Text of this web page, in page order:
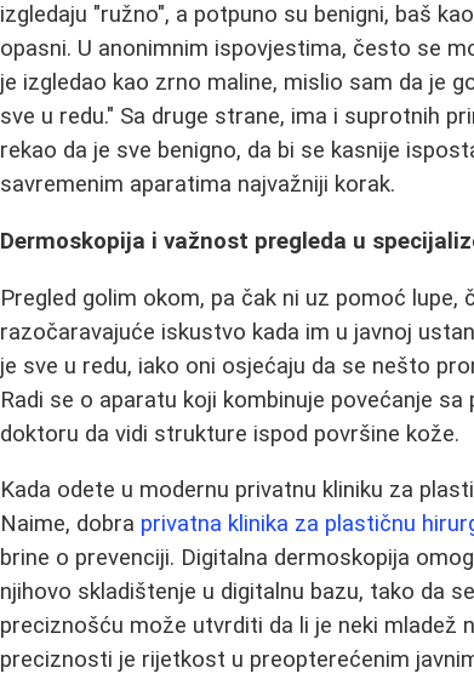
izgledaju "ružno", a potpuno su benigni, baš
opasni. U anonimnim ispovjestima, često se
je izgledao kao zrno maline, mislio sam da je
sve u redu." Sa druge strane, ima i suprotnih
rekao da je sve benigno, da bi se kasnije
savremenim aparatima najvažniji korak.
Dermoskopija i važnost pregleda u
Pregled golim okom, pa čak ni uz pomoć
razočaravajuće iskustvo kada im u javnoj
je sve u redu, iako oni osjećaju da se nešto
Radi se o aparatu koji kombinuje povećanje
doktoru da vidi strukture ispod površine kože.
Kada odete u modernu privatnu kliniku za
Naime, dobra privatna klinika za plastičnu
brine o prevenciji. Digitalna dermoskopija
njihovo skladištenje u digitalnu bazu, tako da
preciznošću može utvrditi da li je neki mladež
preciznosti je rijetkost u preopterećenim